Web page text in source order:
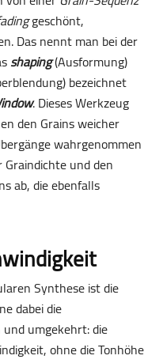
geschönt,
Das nennt man bei der
shaping(Ausformung)
bezeichnet
. Dieses Werkzeug
den Grains weicher
wahrgenommen
und den
ab, die ebenfalls
Synthese ist die
dabei die
umgekehrt: die
ohne die Tonhöhe